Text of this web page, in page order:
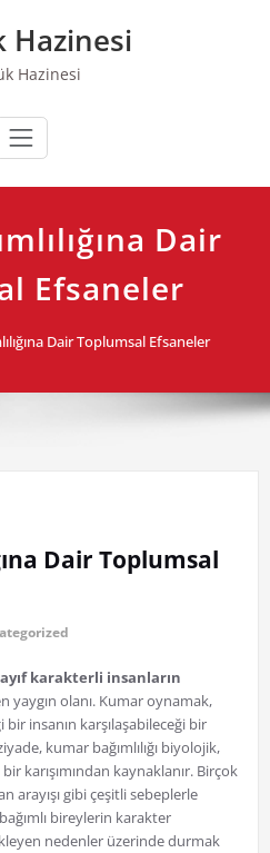
Hazinesi
Hazinesi
Dair
Efsaneler
Dair Toplumsal Efsaneler
Dair Toplumsal
karakterli insanların
yaygın olanı. Kumar oynamak,
insanın karşılaşabileceği bir
kumar bağımlılığı biyolojik,
karışımından kaynaklanır. Birçok
arayışı gibi çeşitli sebeplerle
bireylerin karakter
nedenler üzerinde durmak